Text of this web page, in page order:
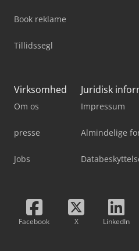
Book reklame
Tillidssegl
Virksomhed
Om os
presse
Jobs
Juridisk
Impressum
Almindelige
Facebook X LinkedIn